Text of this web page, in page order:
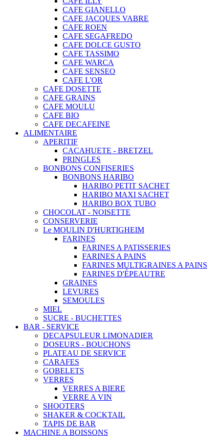
CAFE GIANELLO
CAFE JACQUES VABRE
CAFE ROEN
CAFE SEGAFREDO
CAFE DOLCE GUSTO
CAFE TASSIMO
CAFE WARCA
CAFE SENSEO
CAFE L'OR
CAFE DOSETTE
CAFE GRAINS
CAFE MOULU
CAFE BIO
CAFE DECAFEINE
ALIMENTAIRE
APERITIF
CACAHUETE - BRETZEL
PRINGLES
BONBONS CONFISERIES
BONBONS HARIBO
HARIBO PETIT SACHET
HARIBO MAXI SACHET
HARIBO BOX TUBO
CHOCOLAT - NOISETTE
CONSERVERIE
Le MOULIN D'HURTIGHEIM
FARINES
FARINES A PATISSERIES
FARINES A PAINS
FARINES MULTIGRAINES A PAINS
FARINES D'ÉPEAUTRE
GRAINES
LEVURES
SEMOULES
MIEL
SUCRE - BUCHETTES
BAR - SERVICE
DECAPSULEUR LIMONADIER
DOSEURS - BOUCHONS
PLATEAU DE SERVICE
CARAFES
GOBELETS
VERRES
VERRES A BIERE
VERRE A VIN
SHOOTERS
SHAKER & COCKTAIL
TAPIS DE BAR
MACHINE A BOISSONS